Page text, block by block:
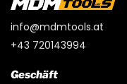
info@mdmtools.at
+43 720143994
Geschäft